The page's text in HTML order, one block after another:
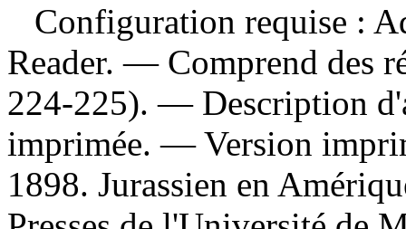
Configuration requise :
Reader. — Comprend des
224-225). — Description
imprimée. —Version
1898. Jurassien en